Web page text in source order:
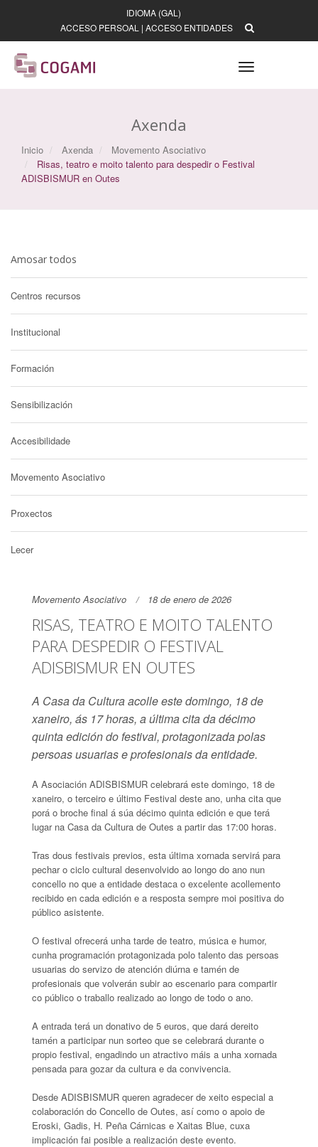
IDIOMA (GAL)
ACCESO PERSOAL | ACCESO ENTIDADES
Toggle
Axenda
Inicio Axenda
Movemento Asociativo
Risas, teatro e moito talento para despedir o Festival
ADISBISMUR en Outes
Amosar todos
Centros recursos
Institucional
Formación
Sensibilización
Accesibilidade
Movemento Asociativo
Proxectos
Lecer
Movemento Asociativo 18 de enero de 2026
RISAS, TEATRO E MOITO TALENTO
PARA DESPEDIR O FESTIVAL
ADISBISMUR EN OUTES
A Casa da Cultura acolle este domingo, 18 de
xaneiro, ás 17 horas, a última cita da décimo
quinta edición do festival, protagonizada polas
persoas usuarias e profesionais da entidade.
A Asociación ADISBISMUR celebrará este domingo, 18 de
xaneiro, o terceiro e último Festival deste ano, unha cita que
porá o broche final á súa décimo quinta edición e que terá
lugar na Casa da Cultura de Outes a partir das 17:00 horas.
Tras dous festivais previos, esta última xornada servirá para
pechar o ciclo cultural desenvolvido ao longo do ano nun
concello no que a entidade destaca o excelente acollemento
recibido en cada edición e a resposta sempre moi positiva do
público asistente.
O festival ofrecerá unha tarde de teatro, música e humor,
cunha programación protagonizada polo talento das persoas
usuarias do servizo de atención diúrna e tamén de
profesionais que volverán subir ao escenario para compartir
co público o traballo realizado ao longo de todo o ano.
A entrada terá un donativo de 5 euros, que dará dereito
tamén a participar nun sorteo que se celebrará durante o
propio festival, engadindo un atractivo máis a unha xornada
pensada para gozar da cultura e da convivencia.
Desde ADISBISMUR queren agradecer de xeito especial a
colaboración do Concello de Outes, así como o apoio de
Eroski, Gadis, H. Peña Cárnicas e Xaitas Blue, cuxa
implicación fai posible a realización deste evento.